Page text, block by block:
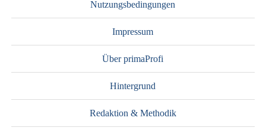
Nutzungsbedingungen
Impressum
Über primaProfi
Hintergrund
Redaktion & Methodik